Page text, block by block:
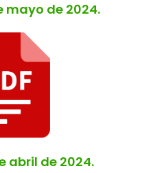
mayo de 2024.
abril de 2024.